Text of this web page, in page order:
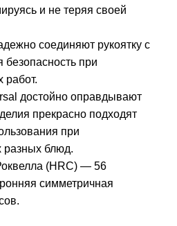
и не теряя своей
соединяют рукоятку с
безопасность при
работ.
достойно оправдывают
прекрасно подходят
при
разных блюд.
(HRC) — 56
симметричная